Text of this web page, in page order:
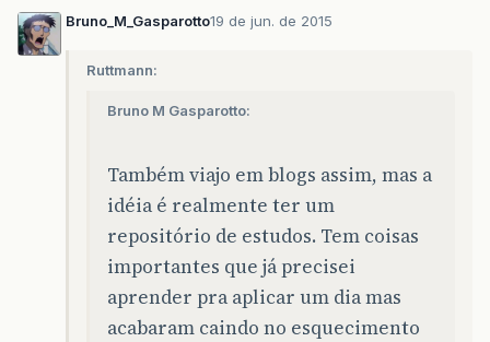
Bruno_M_Gasparotto19 de jun. de 2015
Ruttmann:
Bruno M Gasparotto:
Também viajo em blogs assim, mas a
idéia é realmente ter um
repositório de estudos. Tem coisas
importantes que já precisei
aprender pra aplicar um dia mas
acabaram caindo no esquecimento